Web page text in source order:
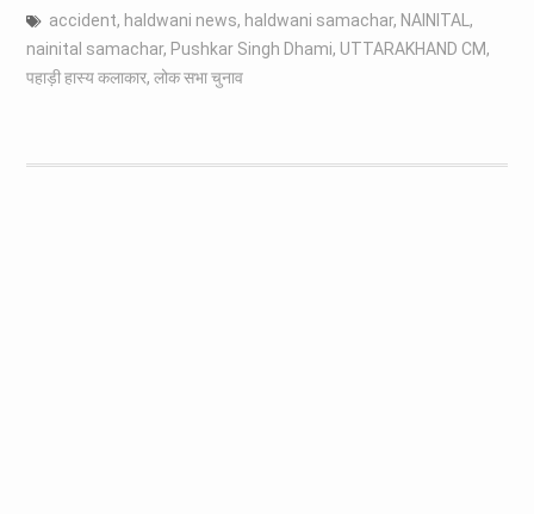
accident, haldwani news, haldwani samachar, NAINITAL,
nainital samachar, Pushkar Singh Dhami, UTTARAKHAND CM,
पहाड़ी हास्य कलाकार, लोक सभा चुनाव